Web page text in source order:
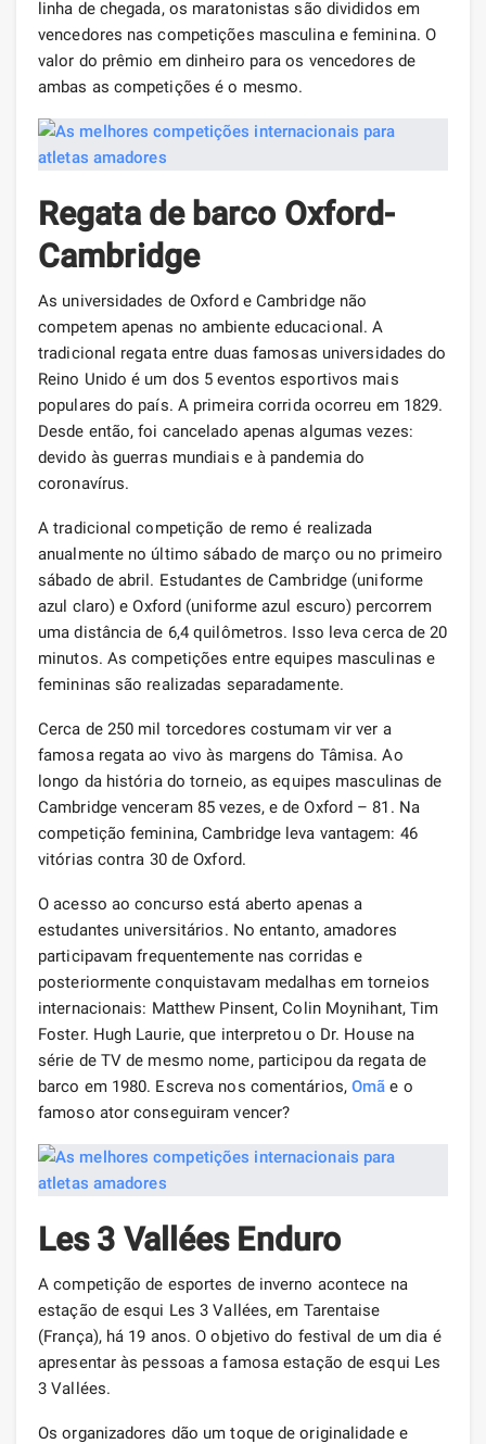
linha de chegada, os maratonistas são divididos em
vencedores nas competições masculina e feminina. O
valor do prêmio em dinheiro para os vencedores de
ambas as competições é o mesmo.
Regata de barco Oxford-
Cambridge
As universidades de Oxford e Cambridge não
competem apenas no ambiente educacional. A
tradicional regata entre duas famosas universidades do
Reino Unido é um dos 5 eventos esportivos mais
populares do país. A primeira corrida ocorreu em 1829.
Desde então, foi cancelado apenas algumas vezes:
devido às guerras mundiais e à pandemia do
coronavírus.
A tradicional competição de remo é realizada
anualmente no último sábado de março ou no primeiro
sábado de abril. Estudantes de Cambridge (uniforme
azul claro) e Oxford (uniforme azul escuro) percorrem
uma distância de 6,4 quilômetros. Isso leva cerca de 20
minutos. As competições entre equipes masculinas e
femininas são realizadas separadamente.
Cerca de 250 mil torcedores costumam vir ver a
famosa regata ao vivo às margens do Tâmisa. Ao
longo da história do torneio, as equipes masculinas de
Cambridge venceram 85 vezes, e de Oxford – 81. Na
competição feminina, Cambridge leva vantagem: 46
vitórias contra 30 de Oxford.
O acesso ao concurso está aberto apenas a
estudantes universitários. No entanto, amadores
participavam frequentemente nas corridas e
posteriormente conquistavam medalhas em torneios
internacionais: Matthew Pinsent, Colin Moynihant, Tim
Foster. Hugh Laurie, que interpretou o Dr. House na
série de TV de mesmo nome, participou da regata de
barco em 1980. Escreva nos comentários,Omã e o
famoso ator conseguiram vencer?
Les 3 Vallées Enduro
A competição de esportes de inverno acontece na
estação de esqui Les 3 Vallées, em Tarentaise
(França), há 19 anos. O objetivo do festival de um dia é
apresentar às pessoas a famosa estação de esqui Les
3 Vallées.
Os organizadores dão um toque de originalidade e